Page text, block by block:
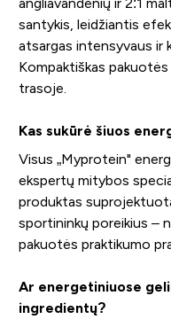
santykis, leidžiantis
atsargas intensyvaus ir
Kompaktiškas
trasoje.
Kas sukūrė šiuos
Visus „Myprotein"
ekspertų mitybos
produktas
sportininkų poreikius –
pakuotės praktikumo
Ar energetiniuose
ingredientų?